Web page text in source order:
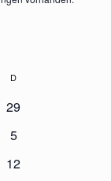
D
0
29
0
5
0
12